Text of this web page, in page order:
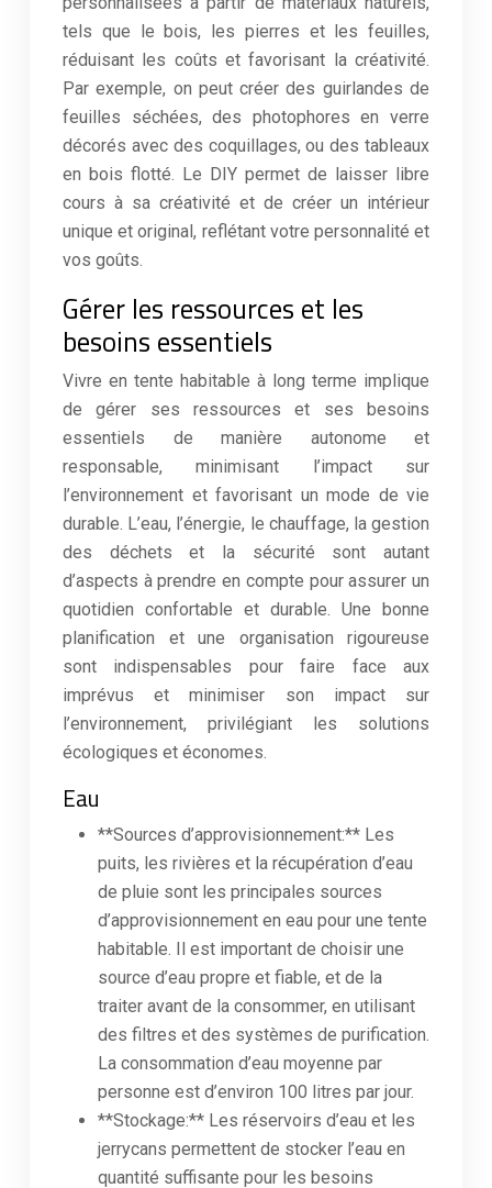
tels que le bois, les pierres et les feuilles,
réduisant les coûts et favorisant la créativité.
Par exemple, on peut créer des guirlandes de
feuilles séchées, des photophores en verre
décorés avec des coquillages, ou des tableaux
en bois flotté. Le DIY permet de laisser libre
cours à sa créativité et de créer un intérieur
unique et original, reflétant votre personnalité et
vos goûts.
Gérer les ressources et les
besoins essentiels
Vivre en tente habitable à long terme implique
de gérer ses ressources et ses besoins
essentiels de manière autonome et
responsable, minimisant l’impact sur
l’environnement et favorisant un mode de vie
durable. L’eau, l’énergie, le chauffage, la gestion
des déchets et la sécurité sont autant
d’aspects à prendre en compte pour assurer un
quotidien confortable et durable. Une bonne
planification et une organisation rigoureuse
sont indispensables pour faire face aux
imprévus et minimiser son impact sur
l’environnement, privilégiant les solutions
écologiques et économes.
Eau
**Sources d’approvisionnement:** Les
puits, les rivières et la récupération d’eau
de pluie sont les principales sources
d’approvisionnement en eau pour une tente
habitable. Il est important de choisir une
source d’eau propre et fiable, et de la
traiter avant de la consommer, en utilisant
des filtres et des systèmes de purification.
La consommation d’eau moyenne par
personne est d’environ 100 litres par jour.
**Stockage:** Les réservoirs d’eau et les
jerrycans permettent de stocker l’eau en
quantité suffisante pour les besoins